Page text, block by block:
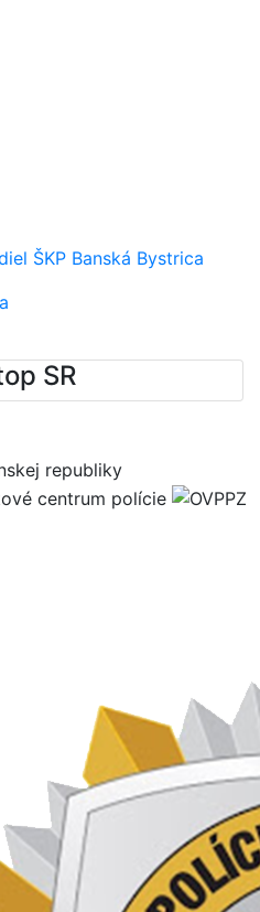
ŠKP Banská Bystrica
SR
Leaflet